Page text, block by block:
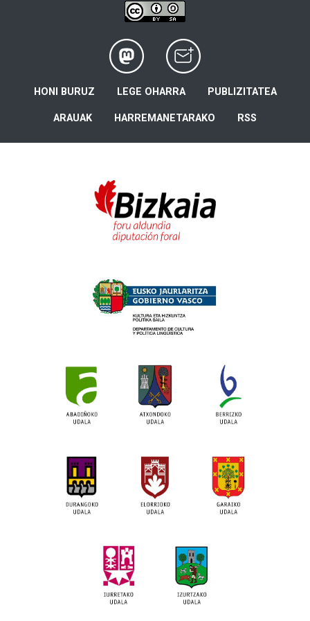
HONI BURUZ LEGE OHARRA PUBLIZITATEA
ARAUAK HARREMANETARAKO RSS